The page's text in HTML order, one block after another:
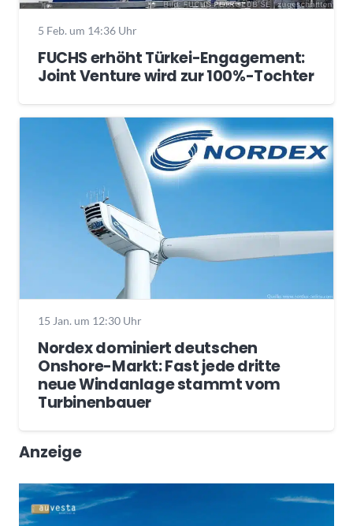
5 Feb. um 14:36 Uhr
FUCHS erhöht Türkei-Engagement:
Joint Venture wird zur 100%-Tochter
15 Jan. um 12:30 Uhr
Nordex dominiert deutschen
Onshore-Markt: Fast jede dritte
neue Windanlage stammt vom
Turbinenbauer
Anzeige